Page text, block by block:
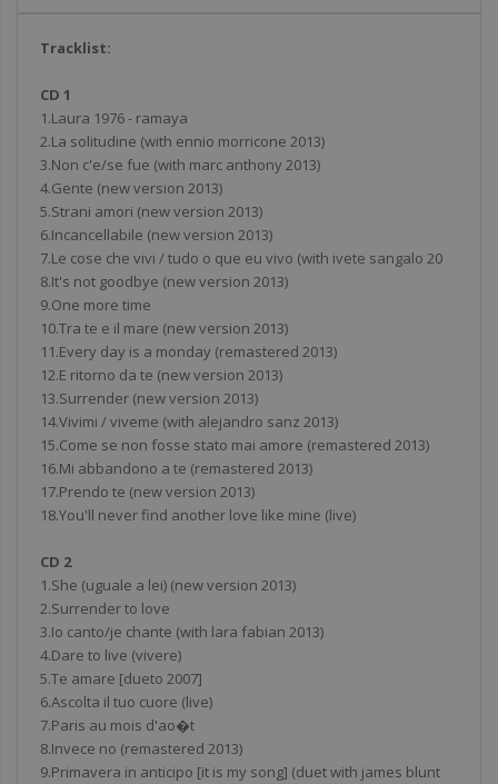
Tracklist:
CD 1
1.Laura 1976 - ramaya
2.La solitudine (with ennio morricone 2013)
3.Non c'e/se fue (with marc anthony 2013)
4.Gente (new version 2013)
5.Strani amori (new version 2013)
6.Incancellabile (new version 2013)
7.Le cose che vivi / tudo o que eu vivo (with ivete sangalo 20
8.It's not goodbye (new version 2013)
9.One more time
10.Tra te e il mare (new version 2013)
11.Every day is a monday (remastered 2013)
12.E ritorno da te (new version 2013)
13.Surrender (new version 2013)
14.Vivimi / viveme (with alejandro sanz 2013)
15.Come se non fosse stato mai amore (remastered 2013)
16.Mi abbandono a te (remastered 2013)
17.Prendo te (new version 2013)
18.You'll never find another love like mine (live)
CD 2
1.She (uguale a lei) (new version 2013)
2.Surrender to love
3.Io canto/je chante (with lara fabian 2013)
4.Dare to live (vivere)
5.Te amare [dueto 2007]
6.Ascolta il tuo cuore (live)
7.Paris au mois d'ao�t
8.Invece no (remastered 2013)
9.Primavera in anticipo [it is my song] (duet with james blunt